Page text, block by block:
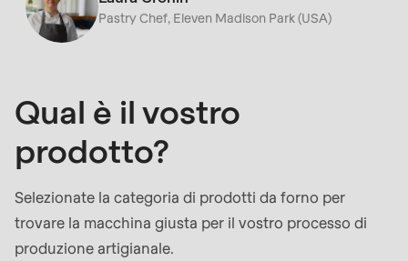
E-mail
Iscriviti alla nostra newsletter per non perdere
nessuna novità sui prodotti RONDO.
State
Paese
Il vostro messaggio
Pastry Chef, Eleven Madison Park (USA)
Qual è il vostro
prodotto?
Selezionate la categoria di prodotti da forno per
trovare la macchina giusta per il vostro processo di
produzione artigianale.